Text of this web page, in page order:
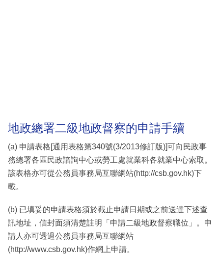
地政總署二級地政督察的申請手續
(a) 申請表格[通用表格第340號(3/2013修訂版)]可向民政事
務總署各區民政諮詢中心或勞工處就業科各就業中心索取。
該表格亦可從公務員事務局互聯網站(http://csb.gov.hk)下
載。
(b) 已填妥的申請表格須於截止申請日期或之前送達下述查
訊地址，信封面須清楚註明「申請二級地政督察職位」。申
請人亦可透過公務員事務局互聯網站
(http://www.csb.gov.hk)作網上申請。